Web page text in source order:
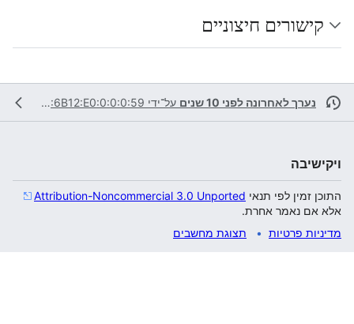
קישורים חיצוניים
נערך לאחרונה לפני 10 שנים על־ידי 2001:470:6B12:E0:0:0:0:59
ויקישיבה
התוכן זמין לפי תנאי Attribution-Noncommercial 3.0 Unported
אלא אם נאמר אחרת.
מדיניות פרטיות
תצוגת מחשבים